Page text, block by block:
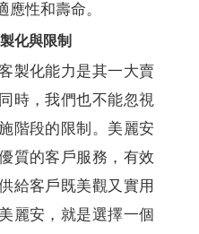
性和壽命。
化與限制
製化能力是其一大賣
時，我們也不能忽視
階段的限制。美麗安
質的客戶服務，有效
給客戶既美觀又實用
麗安，就是選擇一個